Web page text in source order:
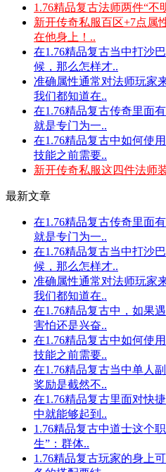
1.76精品复古法师两件“不
新开传奇私服百区+7点属
在他身上！..
在1.76精品复古当中打沙
候，那么怎样才..
准确属性通常对法师玩家
我们都知道在..
在1.76精品复古传奇里面
就是专门为一..
在1.76精品复古中如何使
技能之前需要..
新开传奇私服这四件法师
最新文章
在1.76精品复古传奇里面
就是专门为一..
在1.76精品复古当中打沙
候，那么怎样才..
准确属性通常对法师玩家
我们都知道在..
在1.76精品复古中，如果
害怕还是兴奋..
在1.76精品复古中如何使
技能之前需要..
在1.76精品复古当中单人
奖励是截然不..
在1.76精品复古里面对快
中就能够起到..
1.76精品复古中道士这个
生”：群体..
1.76精品复古玩家的身上